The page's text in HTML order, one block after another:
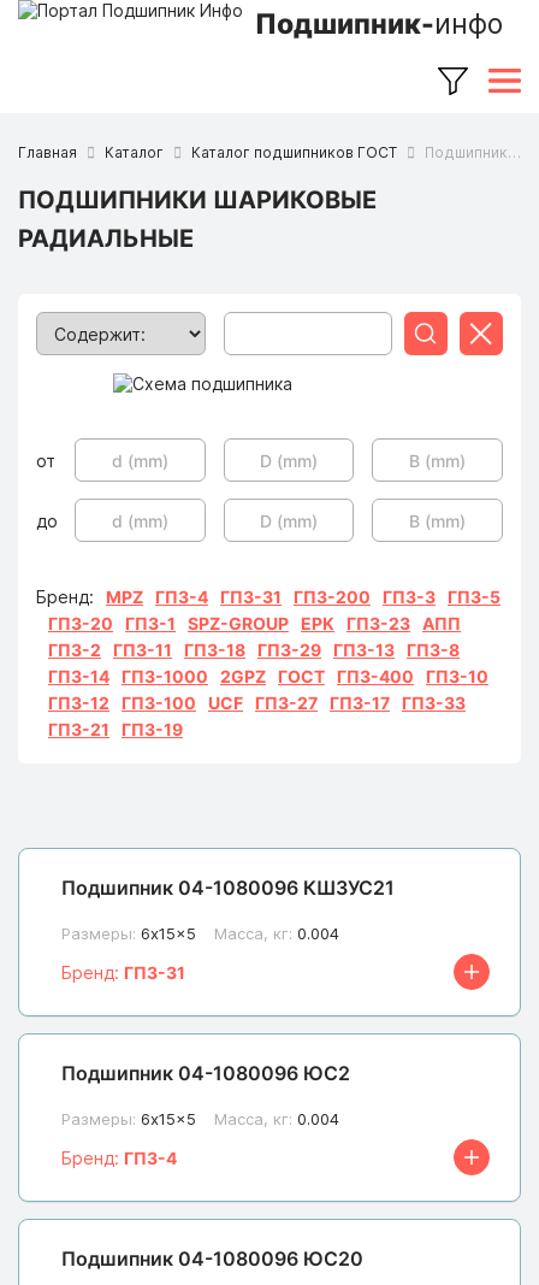
Подшипник-инфо
Главная Каталог Каталог подшипников ГОСТ Подшипники шариковые радиальные
ПОДШИПНИКИ ШАРИКОВЫЕ
РАДИАЛЬНЫЕ
Поиск
от
до
Бренд: MPZ ГПЗ-4 ГПЗ-31 ГПЗ-200 ГПЗ-3
ГПЗ-5
ГПЗ-20
ГПЗ-1 SPZ-GROUP EPK ГПЗ-23 АПП
ГПЗ-2
ГПЗ-11 ГПЗ-18 ГПЗ-29 ГПЗ-13
ГПЗ-8
ГПЗ-14
ГПЗ-1000 2GPZ ГОСТ ГПЗ-400
ГПЗ-10
ГПЗ-12
ГПЗ-100 UCF ГПЗ-27 ГПЗ-17
ГПЗ-33
ГПЗ-21
ГПЗ-19
Подшипник 04-1080096 КШ3УС21
Размеры: 6x15x5 Масса, кг: 0.004
Бренд: ГПЗ-31
Подшипник 04-1080096 ЮС2
Размеры: 6x15x5 Масса, кг: 0.004
Бренд: ГПЗ-4
Подшипник 04-1080096 ЮС20